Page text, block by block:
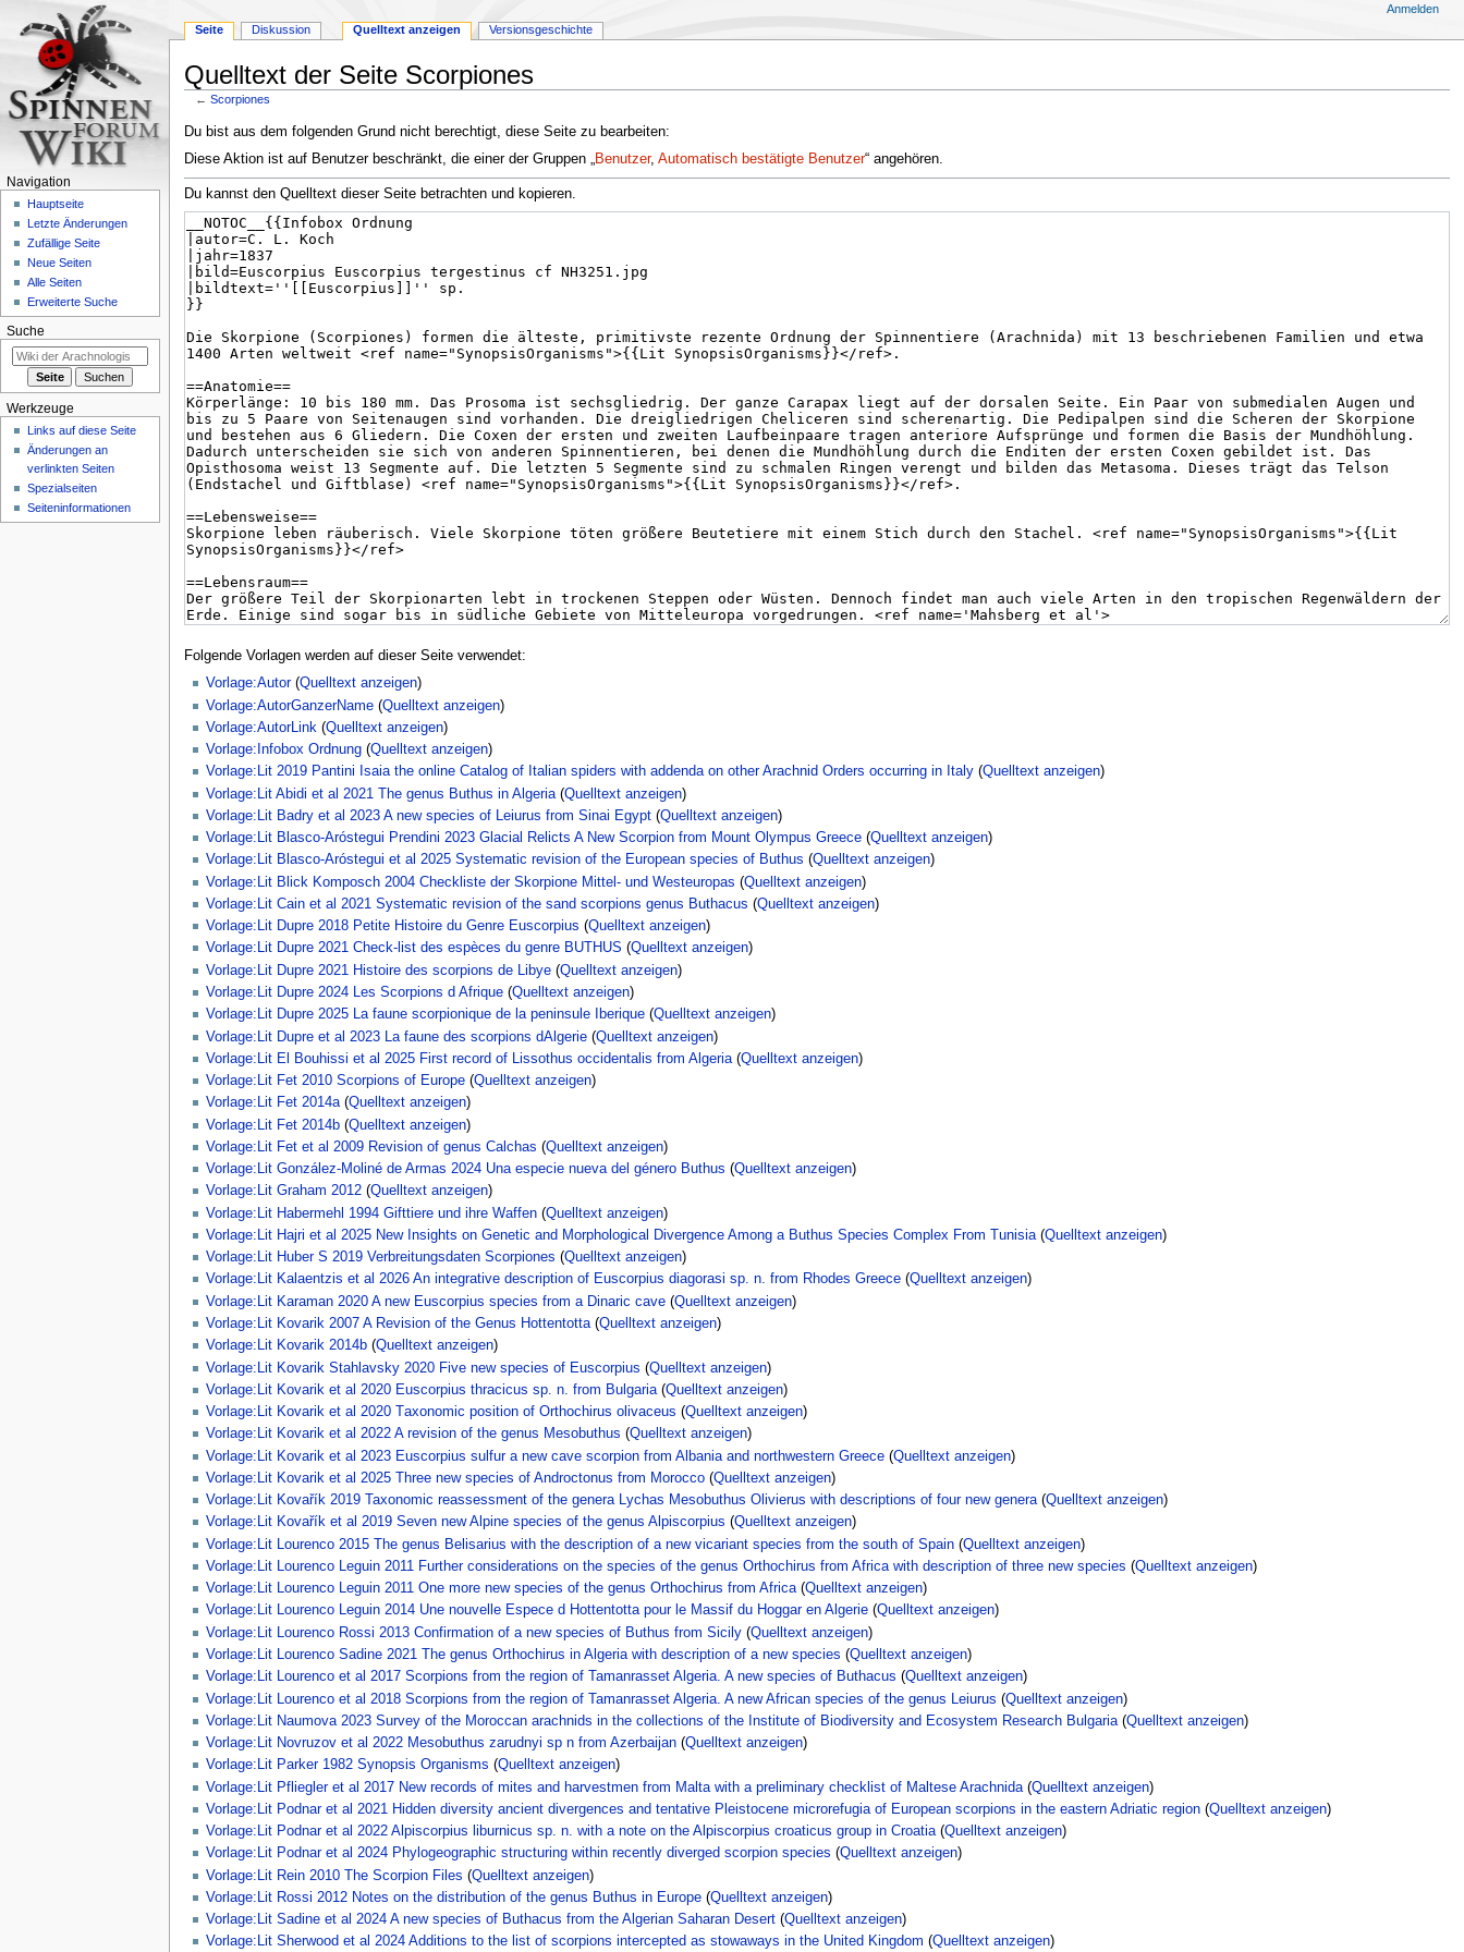
Quelltext der Seite Scorpiones
←Scorpiones
Zur
Navigation
Zur
Suche
Du bist aus dem folgenden Grund nicht berechtigt, diese Seite zu bearbeiten:
Diese Aktion ist auf Benutzer beschränkt, die einer der Gruppen „Benutzer, Automatisch bestätigte Benutzer“ angehören.
Du kannst den Quelltext dieser Seite betrachten und kopieren.
Folgende Vorlagen werden auf dieser Seite verwendet:
Vorlage:Autor(Quelltext anzeigen)
Vorlage:AutorGanzerName(Quelltext anzeigen)
Vorlage:AutorLink(Quelltext anzeigen)
Vorlage:Infobox Ordnung(Quelltext anzeigen)
Vorlage:Lit 2019 Pantini Isaia the online Catalog of Italian spiders with addenda on other Arachnid Orders occurring in Italy(Quelltext anzeigen)
Vorlage:Lit Abidi et al 2021 The genus Buthus in Algeria(Quelltext anzeigen)
Vorlage:Lit Badry et al 2023 A new species of Leiurus from Sinai Egypt(Quelltext anzeigen)
Vorlage:Lit Blasco-Aróstegui Prendini 2023 Glacial Relicts A New Scorpion from Mount Olympus Greece(Quelltext anzeigen)
Vorlage:Lit Blasco-Aróstegui et al 2025 Systematic revision of the European species of Buthus (Quelltext anzeigen)
Vorlage:Lit Blick Komposch 2004 Checkliste der Skorpione Mittel- und Westeuropas (Quelltext anzeigen)
Vorlage:Lit Cain et al 2021 Systematic revision of the sand scorpions genus Buthacus (Quelltext anzeigen)
Vorlage:Lit Dupre 2018 Petite Histoire du Genre Euscorpius (Quelltext anzeigen)
Vorlage:Lit Dupre 2021 Check-list des espèces du genre BUTHUS (Quelltext anzeigen)
Vorlage:Lit Dupre 2021 Histoire des scorpions de Libye(Quelltext anzeigen)
Vorlage:Lit Dupre 2024 Les Scorpions d Afrique(Quelltext anzeigen)
Vorlage:Lit Dupre 2025 La faune scorpionique de la peninsule Iberique(Quelltext anzeigen)
Vorlage:Lit Dupre et al 2023 La faune des scorpions dAlgerie(Quelltext anzeigen)
Vorlage:Lit El Bouhissi et al 2025 First record of Lissothus occidentalis from Algeria(Quelltext anzeigen)
Vorlage:Lit Fet 2010 Scorpions of Europe(Quelltext anzeigen)
Vorlage:Lit Fet 2014a(Quelltext anzeigen)
Vorlage:Lit Fet 2014b(Quelltext anzeigen)
Vorlage:Lit Fet et al 2009 Revision of genus Calchas (Quelltext anzeigen)
Vorlage:Lit González-Moliné de Armas 2024 Una especie nueva del género Buthus (Quelltext anzeigen)
Vorlage:Lit Graham 2012(Quelltext anzeigen)
Vorlage:Lit Habermehl 1994 Gifttiere und ihre Waffen(Quelltext anzeigen)
Vorlage:Lit Hajri et al 2025 New Insights on Genetic and Morphological Divergence Among a Buthus Species Complex From Tunisia(Quelltext anzeigen)
Vorlage:Lit Huber S 2019 Verbreitungsdaten Scorpiones (Quelltext anzeigen)
Vorlage:Lit Kalaentzis et al 2026 An integrative description of Euscorpius diagorasi sp. n. from Rhodes Greece(Quelltext anzeigen)
Vorlage:Lit Karaman 2020 A new Euscorpius species from a Dinaric cave(Quelltext anzeigen)
Vorlage:Lit Kovarik 2007 A Revision of the Genus Hottentotta(Quelltext anzeigen)
Vorlage:Lit Kovarik 2014b(Quelltext anzeigen)
Vorlage:Lit Kovarik Stahlavsky 2020 Five new species of Euscorpius (Quelltext anzeigen)
Vorlage:Lit Kovarik et al 2020 Euscorpius thracicus sp. n. from Bulgaria(Quelltext anzeigen)
Vorlage:Lit Kovarik et al 2020 Тaxonomic position of Orthochirus olivaceus (Quelltext anzeigen)
Vorlage:Lit Kovarik et al 2022 A revision of the genus Mesobuthus (Quelltext anzeigen)
Vorlage:Lit Kovarik et al 2023 Euscorpius sulfur a new cave scorpion from Albania and northwestern Greece(Quelltext anzeigen)
Vorlage:Lit Kovarik et al 2025 Three new species of Androctonus from Morocco(Quelltext anzeigen)
Vorlage:Lit Kovařík 2019 Taxonomic reassessment of the genera Lychas Mesobuthus Olivierus with descriptions of four new genera(Quelltext anzeigen)
Vorlage:Lit Kovařík et al 2019 Seven new Alpine species of the genus Alpiscorpius (Quelltext anzeigen)
Vorlage:Lit Lourenco 2015 The genus Belisarius with the description of a new vicariant species from the south of Spain(Quelltext anzeigen)
Vorlage:Lit Lourenco Leguin 2011 Further considerations on the species of the genus Orthochirus from Africa with description of three new species (Quelltext anzeigen)
Vorlage:Lit Lourenco Leguin 2011 One more new species of the genus Orthochirus from Africa(Quelltext anzeigen)
Vorlage:Lit Lourenco Leguin 2014 Une nouvelle Espece d Hottentotta pour le Massif du Hoggar en Algerie(Quelltext anzeigen)
Vorlage:Lit Lourenco Rossi 2013 Confirmation of a new species of Buthus from Sicily(Quelltext anzeigen)
Vorlage:Lit Lourenco Sadine 2021 The genus Orthochirus in Algeria with description of a new species (Quelltext anzeigen)
Vorlage:Lit Lourenco et al 2017 Scorpions from the region of Tamanrasset Algeria. A new species of Buthacus (Quelltext anzeigen)
Vorlage:Lit Lourenco et al 2018 Scorpions from the region of Tamanrasset Algeria. A new African species of the genus Leiurus (Quelltext anzeigen)
Vorlage:Lit Naumova 2023 Survey of the Moroccan arachnids in the collections of the Institute of Biodiversity and Ecosystem Research Bulgaria(Quelltext anzeigen)
Vorlage:Lit Novruzov et al 2022 Mesobuthus zarudnyi sp n from Azerbaijan(Quelltext anzeigen)
Vorlage:Lit Parker 1982 Synopsis Organisms (Quelltext anzeigen)
Vorlage:Lit Pfliegler et al 2017 New records of mites and harvestmen from Malta with a preliminary checklist of Maltese Arachnida(Quelltext anzeigen)
Vorlage:Lit Podnar et al 2021 Hidden diversity ancient divergences and tentative Pleistocene microrefugia of European scorpions in the eastern Adriatic region(Quelltext anzeigen)
Vorlage:Lit Podnar et al 2022 Alpiscorpius liburnicus sp. n. with a note on the Alpiscorpius croaticus group in Croatia(Quelltext anzeigen)
Vorlage:Lit Podnar et al 2024 Phylogeographic structuring within recently diverged scorpion species (Quelltext anzeigen)
Vorlage:Lit Rein 2010 The Scorpion Files (Quelltext anzeigen)
Vorlage:Lit Rossi 2012 Notes on the distribution of the genus Buthus in Europe(Quelltext anzeigen)
Vorlage:Lit Sadine et al 2024 A new species of Buthacus from the Algerian Saharan Desert(Quelltext anzeigen)
Vorlage:Lit Sherwood et al 2024 Additions to the list of scorpions intercepted as stowaways in the United Kingdom (Quelltext anzeigen)
Seite Diskussion Quelltext anzeigen Versionsgeschichte
Anmelden
Navigation
Hauptseite
Letzte Änderungen
Zufällige Seite
Neue Seiten
Alle Seiten
Erweiterte Suche
Suche
Werkzeuge
Links auf diese Seite
Änderungen an
verlinkten Seiten
Spezialseiten
Seiten­­informationen